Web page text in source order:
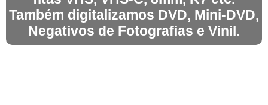
Também digitalizamos DVD, Mini-DVD,
Negativos de Fotografias e Vinil.